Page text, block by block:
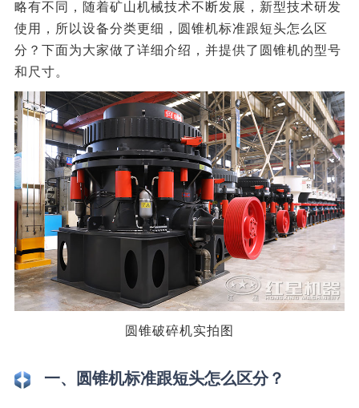
略有不同，随着矿山机械技术不断发展，新型技术研发
使用，所以设备分类更细，圆锥机标准跟短头怎么区
分？下面为大家做了详细介绍，并提供了圆锥机的型号
和尺寸。
圆锥破碎机实拍图
一、圆锥机标准跟短头怎么区分？